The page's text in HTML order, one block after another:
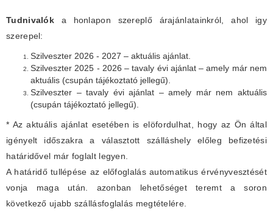
Tudnivalók a honlapon szereplő árajánlatainkról, ahol igy
szerepel:
Szilveszter 2026 - 2027 – aktuális ajánlat.
Szilveszter 2025 - 2026 – tavaly évi ajánlat – amely már nem
aktuális (csupán tájékoztató jellegű).
Szilveszter – tavaly évi ajánlat – amely már nem aktuális
(csupán tájékoztató jellegű).
* Az aktuális ajánlat esetében is elöfordulhat, hogy az Ön által
igényelt időszakra a választott szálláshely előleg befizetési
határidővel már foglalt legyen.
A határidő tullépése az előfoglalás automatikus érvényvesztését
vonja maga után. azonban lehetőséget teremt a soron
következő ujabb szállásfoglalás megtételére.